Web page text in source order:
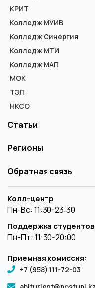
КРИТ
Колледж МУИВ
Колледж Синергия
Колледж МТИ
Колледж МАП
МОК
ТЭП
НКСО
Статьи
Регионы
Обратная связь
Колл-центр
Пн-Вс: 11:30-23:30
Поддержка студентов
Пн-Пт: 11:30-20:00
Приемная комиссия:
+7 (958) 111-72-03
abiturient@postupi.kz